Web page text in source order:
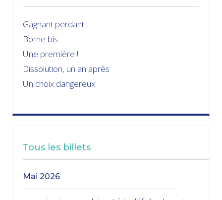
Gagnant perdant
Borne bis
Une première !
Dissolution, un an après
Un choix dangereux
Tous les billets
mai 2026